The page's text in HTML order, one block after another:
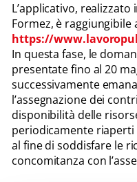
L’applicativo,
Formez, è raggiungibile
https://
In questa fase, le
presentate fino al 20
successivamente
l’assegnazione dei
disponibilità delle
periodicamente
al fine di soddisfare le
concomitanza con